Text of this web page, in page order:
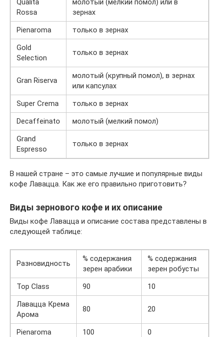
Rossa
зернах
Pienaroma
только в зернах
Gold
Selection
только в зернах
Gran Riserva
молотый (крупный помол), в зернах
или капсулах
Super Crema
только в зернах
Decaffeinato
молотый (мелкий помол)
Grand
Espresso
только в зернах
В нашей стране – это самые лучшие и популярные виды
кофе Лавацца. Как же его правильно приготовить?
Виды зернового кофе и их описание
Виды кофе Лавацца и описание состава представлены в
следующей таблице:
Разновидность
% содержания
зерен арабики
% содержания
зерен робусты
Top Class
90
10
Лавацца Крема
Арома
80 20
Pienaroma 100
0